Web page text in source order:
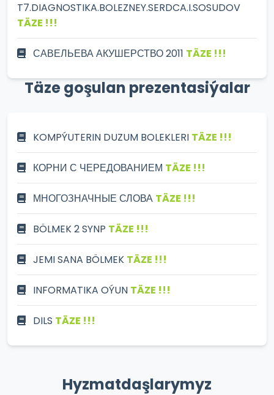
T7.DIAGNOSTIKA.BOLEZNEY.SERDCA.I.SOSUDOV
TÄZE !!!
САВЕЛЬЕВА АКУШЕРСТВО 2011 TÄZE !!!
Täze goşulan prezentasiýalar
KOMPÝUTERIN DUZUM BOLEKLERI TÄZE !!!
КОРНИ С ЧЕРЕДОВАНИЕМ TÄZE !!!
МНОГОЗНАЧНЫЕ СЛОВА TÄZE !!!
BÖLMEK 2 SYNP TÄZE !!!
JEMI SANA BÖLMEK TÄZE !!!
INFORMATIKA OÝUN TÄZE !!!
DILS TÄZE !!!
Hyzmatdaşlarymyz